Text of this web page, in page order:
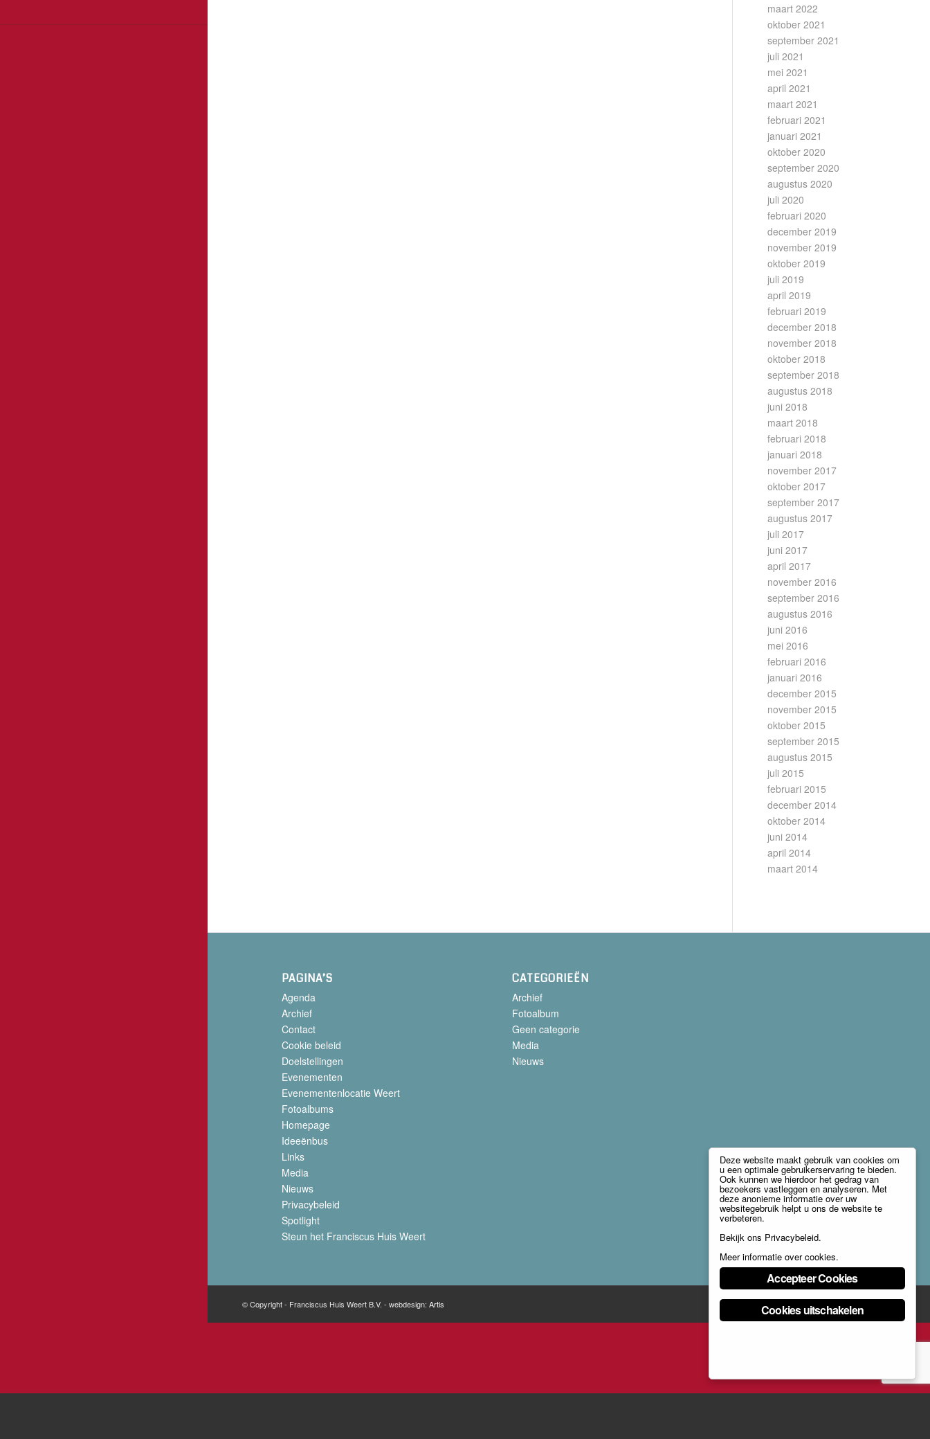
maart 2022
oktober 2021
september 2021
juli 2021
mei 2021
april 2021
maart 2021
februari 2021
januari 2021
oktober 2020
september 2020
augustus 2020
juli 2020
februari 2020
december 2019
november 2019
oktober 2019
juli 2019
april 2019
februari 2019
december 2018
november 2018
oktober 2018
september 2018
augustus 2018
juni 2018
maart 2018
februari 2018
januari 2018
november 2017
oktober 2017
september 2017
augustus 2017
juli 2017
juni 2017
april 2017
november 2016
september 2016
augustus 2016
juni 2016
mei 2016
februari 2016
januari 2016
december 2015
november 2015
oktober 2015
september 2015
augustus 2015
juli 2015
februari 2015
december 2014
oktober 2014
juni 2014
april 2014
maart 2014
PAGINA’S
Agenda
Archief
Contact
Cookie beleid
Doelstellingen
Evenementen
Evenementenlocatie Weert
Fotoalbums
Homepage
Ideeënbus
Links
Media
Nieuws
Privacybeleid
Spotlight
Steun het Franciscus Huis Weert
CATEGORIEËN
Archief
Fotoalbum
Geen categorie
Media
Nieuws
© Copyright - Franciscus Huis Weert B.V. - webdesign: Artis
Deze website maakt gebruik van cookies om
u een optimale gebruikerservaring te bieden.
Ook kunnen we hierdoor het gedrag van
bezoekers vastleggen en analyseren. Met
deze anonieme informatie over uw
websitegebruik helpt u ons de website te
verbeteren.
Bekijk ons Privacybeleid.
Meer informatie over cookies.
Accepteer Cookies
Cookies uitschakelen